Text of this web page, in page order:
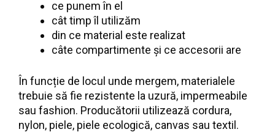
ce punem în el
cât timp îl utilizăm
din ce material este realizat
câte compartimente și ce accesorii are
În funcție de locul unde mergem, materialele
trebuie să fie rezistente la uzură, impermeabile
sau fashion. Producătorii utilizează cordura,
nylon, piele, piele ecologică, canvas sau textil.